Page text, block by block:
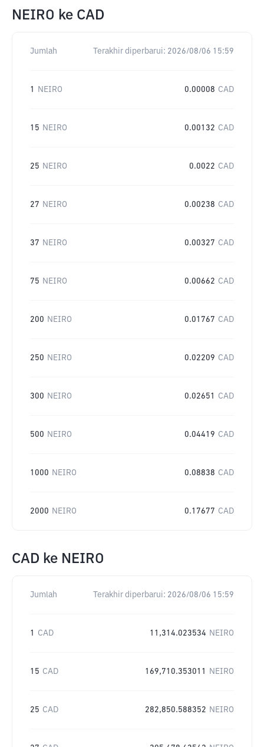
NEIRO ke CAD
Jumlah Terakhir diperbarui: 2026/08/06 15:59
1 NEIRO 0.00008 CAD
15 NEIRO 0.00132 CAD
25 NEIRO 0.0022 CAD
27 NEIRO 0.00238 CAD
37 NEIRO 0.00327 CAD
75 NEIRO 0.00662 CAD
200 NEIRO 0.01767 CAD
250 NEIRO 0.02209 CAD
300 NEIRO 0.02651 CAD
500 NEIRO 0.04419 CAD
1000 NEIRO 0.08838 CAD
2000 NEIRO 0.17677 CAD
CAD ke NEIRO
Jumlah Terakhir diperbarui: 2026/08/06 15:59
1 CAD 11,314.023534 NEIRO
15 CAD 169,710.353011 NEIRO
25 CAD 282,850.588352 NEIRO